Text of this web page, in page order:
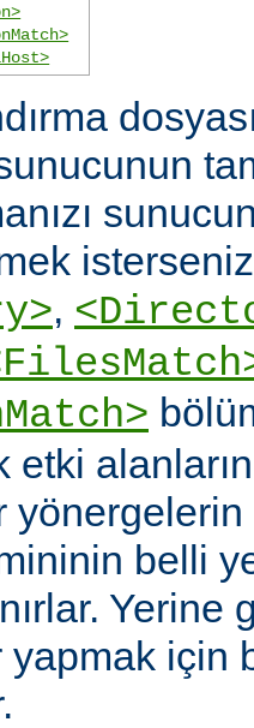
,
etki
yönergelerin
belli
yapmak için